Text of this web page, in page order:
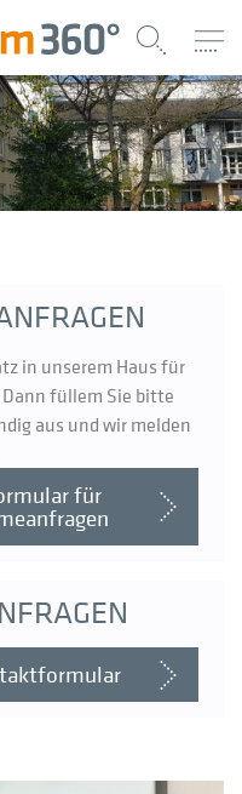
in unserem Haus für
füllem Sie bitte
aus und wir melden
für